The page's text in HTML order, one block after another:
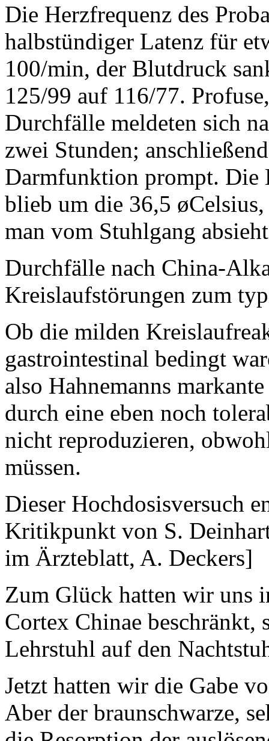
Die Herzfrequenz des
halbstündiger Latenz für
100/min, der Blutdruck
125/99 auf 116/77.
Durchfälle meldeten sich
zwei Stunden;
Darmfunktion prompt. Die
blieb um die 36,5
man vom Stuhlgang
Durchfälle nach China-
Kreislaufstörungen zum
Ob die milden
gastrointestinal bedingt
also Hahnemanns
durch eine eben noch
nicht reproduzieren,
müssen.
Dieser Hochdosisversuch
Kritikpunkt von S.
im Ärzteblatt, A. Deckers]
Zum Glück hatten wir uns
Cortex Chinae beschränkt,
Lehrstuhl auf den
Jetzt hatten wir die Gabe
Aber der braunschwarze,